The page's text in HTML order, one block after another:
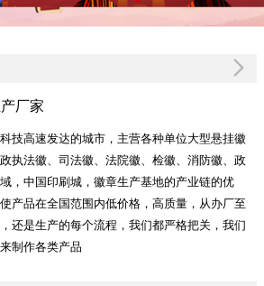
厂家
技高速发达的城市，主营各种单位大型悬挂徽
执法徽、司法徽、法院徽、检徽、消防徽、政
，中国印刷城，徽章生产基地的产业链的优
产品在全国范围内低价格，高质量，从办厂至
还是生产的每个流程，我们都严格把关，我们
制作各类产品